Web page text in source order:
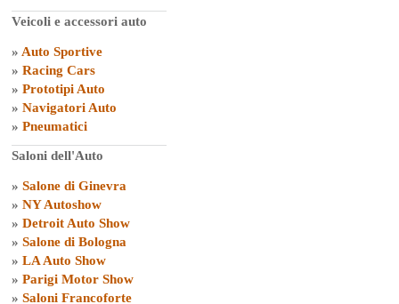
Veicoli e accessori auto
» Auto Sportive
» Racing Cars
» Prototipi Auto
» Navigatori Auto
» Pneumatici
Saloni dell'Auto
» Salone di Ginevra
» NY Autoshow
» Detroit Auto Show
» Salone di Bologna
» LA Auto Show
» Parigi Motor Show
» Saloni Francoforte